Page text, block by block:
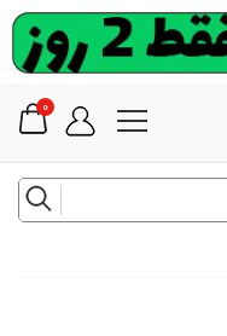
0